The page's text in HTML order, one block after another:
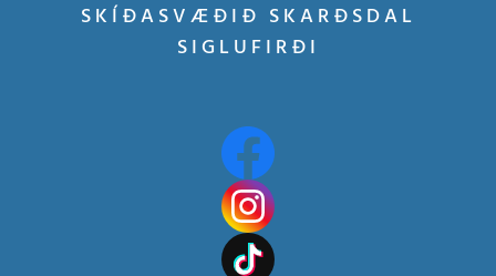
SKÍÐASVÆÐIÐ SKARÐSDAL
SIGLUFIRÐI